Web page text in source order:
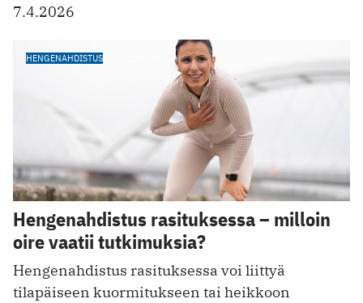
7.4.2026
HENGENAHDISTUS
Hengenahdistus rasituksessa – milloin
oire vaatii tutkimuksia?
Hengenahdistus rasituksessa voi liittyä
tilapäiseen kuormitukseen tai heikkoon